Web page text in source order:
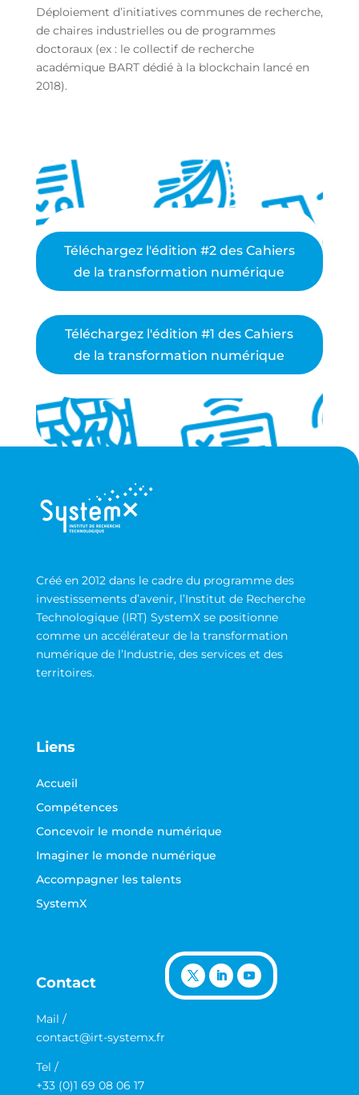
Déploiement d’initiatives communes de recherche,
de chaires industrielles ou de programmes
doctoraux (ex : le collectif de recherche
académique BART dédié à la blockchain lancé en
2018).
Téléchargez l'édition #2 des Cahiers
de la transformation numérique
Téléchargez l'édition #1 des Cahiers
de la transformation numérique
Créé en 2012 dans le cadre du programme des
investissements d’avenir, l’Institut de Recherche
Technologique (IRT) SystemX se positionne
comme un accélérateur de la transformation
numérique de l’Industrie, des services et des
territoires.
Liens
Accueil
Compétences
Concevoir le monde numérique
Imaginer le monde numérique
Accompagner les talents
SystemX
Contact
Mail /
contact@irt-systemx.fr
Tel /
+33 (0)1 69 08 06 17